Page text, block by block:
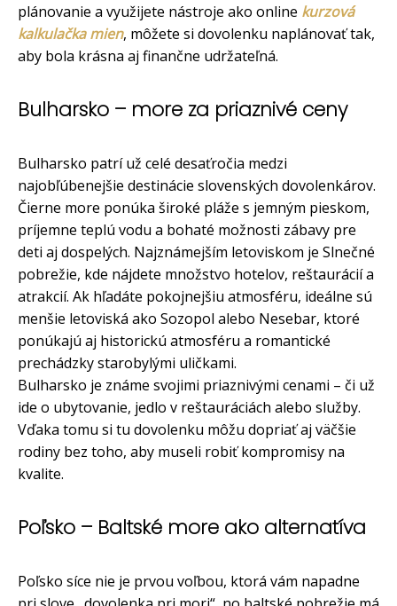
plánovanie a využijete nástroje ako online kurzová
kalkulačka mien, môžete si dovolenku naplánovať tak,
aby bola krásna aj finančne udržateľná.
Bulharsko – more za priaznivé ceny
Bulharsko patrí už celé desaťročia medzi
najobľúbenejšie destinácie slovenských dovolenkárov.
Čierne more ponúka široké pláže s jemným pieskom,
príjemne teplú vodu a bohaté možnosti zábavy pre
deti aj dospelých. Najznámejším letoviskom je Slnečné
pobrežie, kde nájdete množstvo hotelov, reštaurácií a
atrakcií. Ak hľadáte pokojnejšiu atmosféru, ideálne sú
menšie letoviská ako Sozopol alebo Nesebar, ktoré
ponúkajú aj historickú atmosféru a romantické
prechádzky starobylými uličkami.
Bulharsko je známe svojimi priaznivými cenami – či už
ide o ubytovanie, jedlo v reštauráciách alebo služby.
Vďaka tomu si tu dovolenku môžu dopriať aj väčšie
rodiny bez toho, aby museli robiť kompromisy na
kvalite.
Poľsko – Baltské more ako alternatíva
Poľsko síce nie je prvou voľbou, ktorá vám napadne